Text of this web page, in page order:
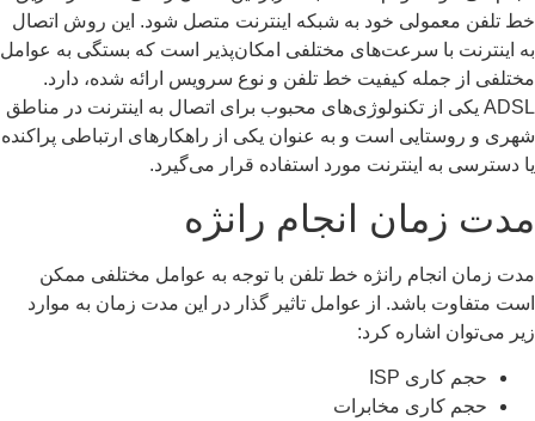
تلفن معمولی خود به شبکه اینترنت متصل شود. این روش اتصال
اینترنت با سرعت‌های مختلفی امکان‌پذیر است که بستگی به عوامل
از جمله کیفیت خط تلفن و نوع سرویس ارائه شده، دارد.
ADSL یکی از تکنولوژی‌های محبوب برای اتصال به اینترنت در مناطق
و روستایی است و به عنوان یکی از راهکارهای ارتباطی پراکنده
دسترسی به اینترنت مورد استفاده قرار می‌گیرد.
زمان انجام رانژه
زمان انجام رانژه خط تلفن با توجه به عوامل مختلفی ممکن
متفاوت باشد. از عوامل تاثیر گذار در این مدت زمان به موارد
می‌توان اشاره کرد:
حجم کاری ISP
حجم کاری مخابرات